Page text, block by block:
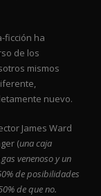
ficción ha
de los
mismos
nuevo.
James Ward
(una caja
venenoso y un
de posibilidades
de que no.